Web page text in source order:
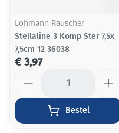
Lohmann Rauscher
Stellaline 3 Komp Ster 7,5x
7,5cm 12 36038
€ 3,97
Bestel